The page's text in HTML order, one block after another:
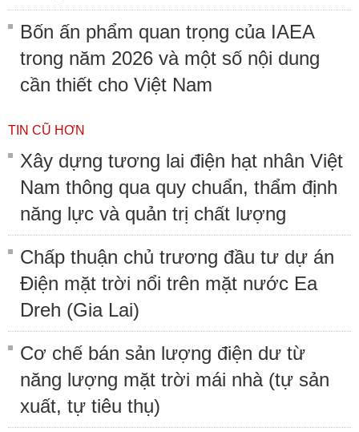
Bốn ấn phẩm quan trọng của IAEA
trong năm 2026 và một số nội dung
cần thiết cho Việt Nam
TIN CŨ HƠN
Xây dựng tương lai điện hạt nhân Việt
Nam thông qua quy chuẩn, thẩm định
năng lực và quản trị chất lượng
Chấp thuận chủ trương đầu tư dự án
Điện mặt trời nổi trên mặt nước Ea
Dreh (Gia Lai)
Cơ chế bán sản lượng điện dư từ
năng lượng mặt trời mái nhà (tự sản
xuất, tự tiêu thụ)